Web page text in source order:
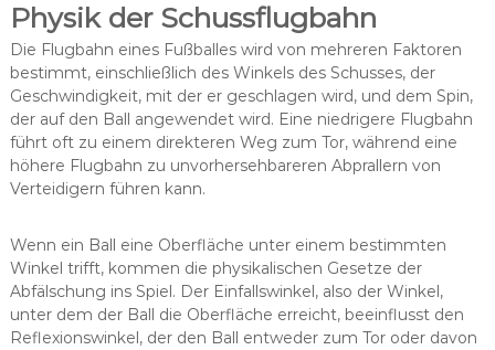
Physik der Schussflugbahn
Die Flugbahn eines Fußballes wird von mehreren Faktoren
bestimmt, einschließlich des Winkels des Schusses, der
Geschwindigkeit, mit der er geschlagen wird, und dem Spin,
der auf den Ball angewendet wird. Eine niedrigere Flugbahn
führt oft zu einem direkteren Weg zum Tor, während eine
höhere Flugbahn zu unvorhersehbareren Abprallern von
Verteidigern führen kann.
Wenn ein Ball eine Oberfläche unter einem bestimmten
Winkel trifft, kommen die physikalischen Gesetze der
Abfälschung ins Spiel. Der Einfallswinkel, also der Winkel,
unter dem der Ball die Oberfläche erreicht, beeinflusst den
Reflexionswinkel, der den Ball entweder zum Tor oder davon